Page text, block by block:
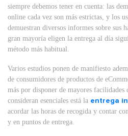
siempre debemos tener en cuenta: las
online cada vez son más estrictas, y los
demuestran diversos informes sobre sus
gran mayoría eligen la entrega al día
método más habitual.
Varios estudios ponen de manifiesto
de consumidores de productos de
más por disponer de mayores
consideran esenciales está la entrega
acordar las horas de recogida y contar
y en puntos de entrega.